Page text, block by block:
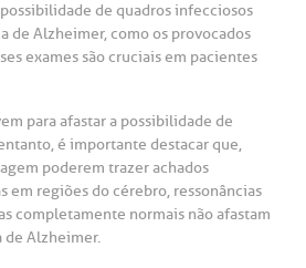
de quadros infecciosos
de Alzheimer, como os provocados
exames são cruciais em pacientes
para afastar a possibilidade de
é importante destacar que,
poderem trazer achados
em regiões do cérebro, ressonâncias
completamente normais não afastam
de Alzheimer.